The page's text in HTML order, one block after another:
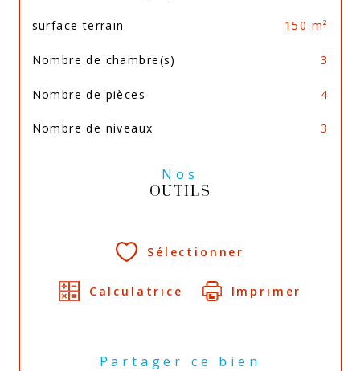
surface terrain 150 m²
Nombre de chambre(s) 3
Nombre de pièces 4
Nombre de niveaux 3
Nos
OUTILS
Sélectionner
Calculatrice Imprimer
Partager ce bien